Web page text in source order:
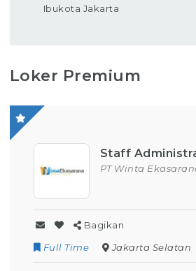
Ibukota Jakarta
Loker Premium
Staff
PT Winta
Bagikan
Full Time
Jakarta Selatan